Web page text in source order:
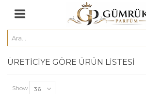
ÜRETICIYE GÖRE ÜRÜN LISTESI
Show 36